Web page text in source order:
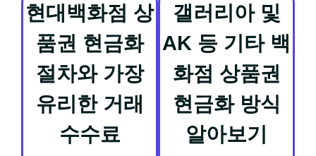
현대백화점 상
품권 현금화
절차와 가장
유리한 거래
수수료
갤러리아 및
AK 등 기타 백
화점 상품권
현금화 방식
알아보기